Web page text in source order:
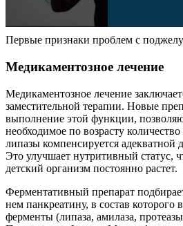
Первые признаки проблем с
Медикаментозное лечение
Медикаментозное лечение
заместительной терапии. Новые
выполнение этой функции,
необходимое по возрасту
липазы компенсируется адекватной
Это улучшает нутритивный статус,
детский организм постоянно растет.
Ферментативный препарат
нем панкреатину, в состав которого
ферменты (липаза, амилаза,